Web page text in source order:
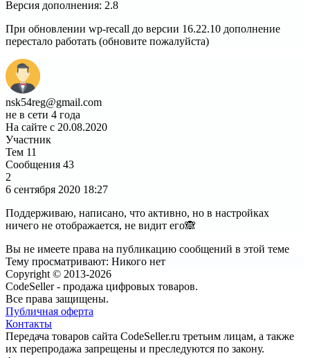
Версия дополнения: 2.8
При обновлении wp-recall до версии 16.22.10 дополнение
перестало работать (обновите пожалуйста)
nsk54reg@gmail.com
не в сети 4 года
На сайте с 20.08.2020
Участник
Тем 11
Сообщения 43
2
6 сентября 2020 18:27
Поддерживаю, написано, что активно, но в настройках
ничего не отображается, не видит его🙈
Вы не имеете права на публикацию сообщений в этой теме
Тему просматривают: Никого нет
Copyright © 2013-2026
CodeSeller - продажа цифровых товаров.
Все права защищены.
Публичная оферта
Контакты
Передача товаров сайта CodeSeller.ru третьим лицам, а также
их перепродажа запрещены и преследуются по закону.